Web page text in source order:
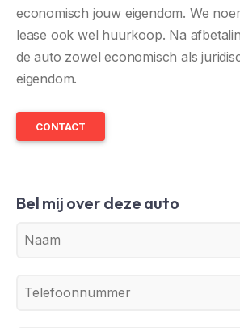
economisch jouw eigendom. We
lease ook wel huurkoop. Na
de auto zowel economisch als
eigendom.
CONTACT
Bel mij over deze auto